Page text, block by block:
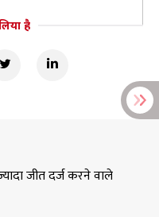
है
जीत दर्ज करने वाले